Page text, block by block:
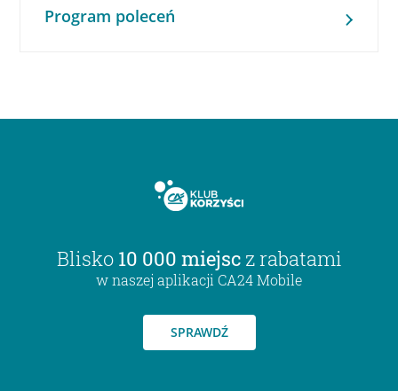
Program poleceń
Blisko 10 000 miejsc z rabatami
w naszej aplikacji CA24 Mobile
SPRAWDŹ